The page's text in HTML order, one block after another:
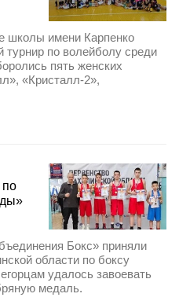
школы имени Карпенко
по волейболу среди
пять женских
«Кристалл-2»,
по
Бокс» приняли
области по боксу
удалось завоевать
медаль.